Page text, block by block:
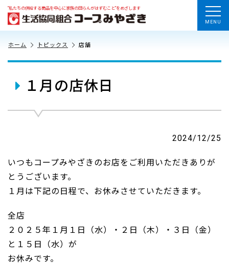
“私たちの供給する商品を中心に家族の団らんがはずむこと”をめざします
MENU
ホーム トピックス 店舗
１月の店休日
2024/12/25
いつもコープみやざきのお店をご利用いただきありが
とうございます。
１月は下記の日程で、お休みさせていただきます。
全店
２０２５年１月１日（水）・２日（木）・３日（金）
と１５日（水）が
お休みです。